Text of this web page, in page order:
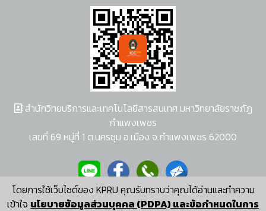
โดยการใช้เว็บไซต์ของ KPRU คุณรับทราบว่าคุณได้อ่านและทำความ
เข้าใจ นโยบายข้อมูลส่วนบุคคล (PDPA) และข้อกำหนดในการ
สำนักวิทยบริการและเทคโนโลยีสารสนเทศ มหาวิทยาลัยราชภัฏ
กำแพงเพชร
เลขที่ 69 หมู่ที่ 1 ต.นครชุม อ.เมือง จ.กำแพงเพชร 62000
ผู้พัฒนาระบบ อนุชา พวงผกา